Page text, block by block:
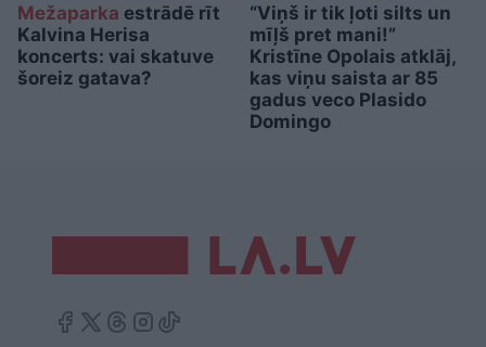
Mežaparka estrādē rīt
Kalvina Herisa
koncerts: vai skatuve
šoreiz gatava?
“Viņš ir tik ļoti silts un
mīļš pret mani!”
Kristīne Opolais atklāj,
kas viņu saista ar 85
gadus veco Plasido
Domingo